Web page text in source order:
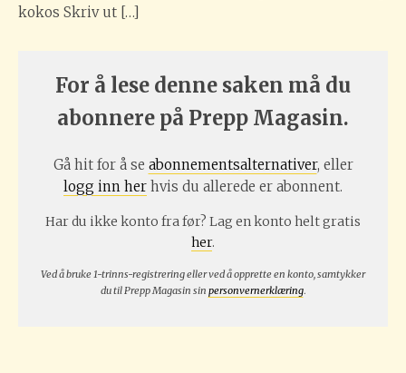
kokos Skriv ut […]
For å lese denne saken må du
abonnere på Prepp Magasin.
Gå hit for å se abonnementsalternativer, eller
logg inn her hvis du allerede er abonnent.
Har du ikke konto fra før? Lag en konto helt gratis
her.
Ved å bruke 1-trinns-registrering eller ved å opprette en konto, samtykker
du til Prepp Magasin sin personvernerklæring.